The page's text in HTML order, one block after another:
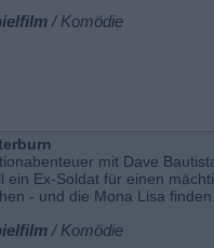
/ Komödie
mit Dave
ein Ex-Soldat für einen
- und die Mona Lisa finden.
/ Komödie